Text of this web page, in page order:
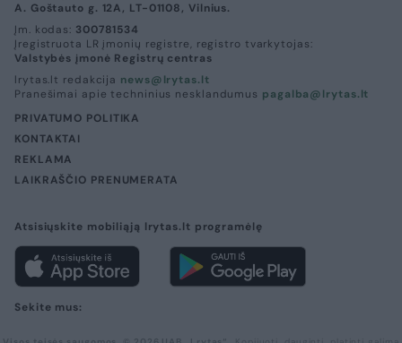
A. Goštauto g. 12A, LT-01108, Vilnius.
Įm. kodas: 300781534
Įregistruota LR įmonių registre, registro tvarkytojas:
Valstybės įmonė Registrų centras
lrytas.lt redakcija news@lrytas.lt
Pranešimai apie techninius nesklandumus pagalba@lrytas.lt
PRIVATUMO POLITIKA
KONTAKTAI
REKLAMA
LAIKRAŠČIO PRENUMERATA
Atsisiųskite mobiliąją lrytas.lt programėlę
Sekite mus: